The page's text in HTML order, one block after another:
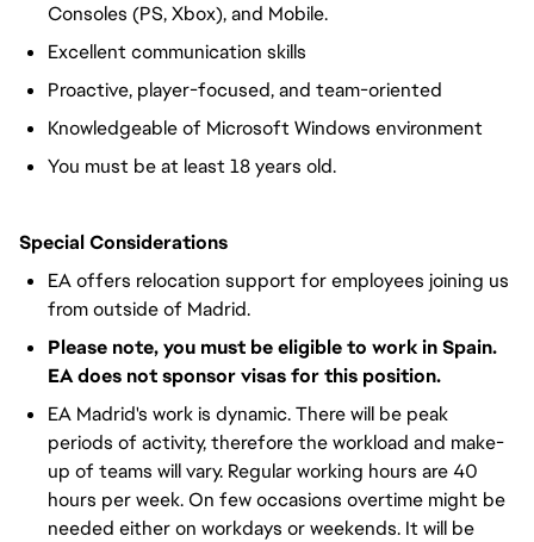
Consoles (PS, Xbox), and Mobile.
Excellent communication skills
Proactive, player-focused, and team-oriented
Knowledgeable of Microsoft Windows environment
You must be at least 18 years old.
Special Considerations
EA offers relocation support for employees joining us
from outside of Madrid.
Please note, you must be eligible to work in Spain.
EA does not sponsor visas for this position.
EA Madrid's work is dynamic. There will be peak
periods of activity, therefore the workload and make-
up of teams will vary. Regular working hours are 40
hours per week. On few occasions overtime might be
needed either on workdays or weekends. It will be